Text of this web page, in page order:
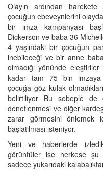
Olayın ardından
çocuğun ebeveynlerini
bir imza kampanyası
Dickerson ve baba 36
4 yaşındaki bir çocuğun
inebileceği ve bir anne
olmadığı yönünde
kadar tam 75 bin imzaya
çocuğa göz kulak
belirtiliyor Bu sebeple de
denetlenmesi ve diğer
zarar görmesini önlemek
başlatılması isteniyor.
Yeni ve haberlerde
görüntüler ise herkese şu
sadece yukarıdaki